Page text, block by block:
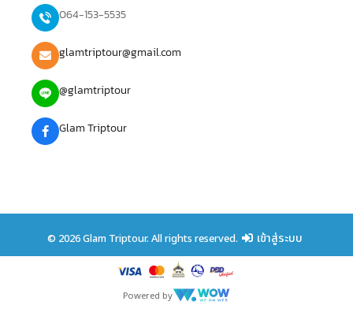
064-153-5535
glamtriptour@gmail.com
@glamtriptour
Glam Triptour
© 2026 Glam Triptour. All rights reserved. เข้าสู่ระบบ
Powered by